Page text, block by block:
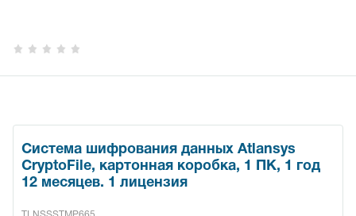
Система шифрования данных Atlansys
CryptoFile, картонная коробка, 1 ПК, 1 год
12 месяцев. 1 лицензия